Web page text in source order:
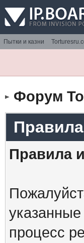
Пытки и казни
Форум
Правила
процесс